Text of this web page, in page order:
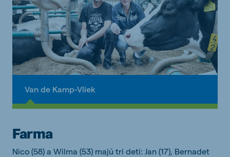
Van de Kamp-Vliek
Farma
Nico (58) a Wilma (53) majú tri deti: Jan (17), Bernadet